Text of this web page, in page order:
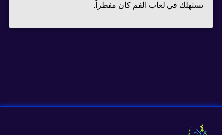
تستهلك في لعاب الفم كان مفطراً.